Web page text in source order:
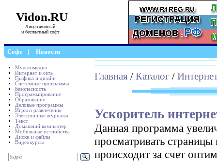
Vidon.RU
Лицензионный
и бесплатный софт
Софт | Новости
Мультимедиа
Интернет и сеть
Графика и дизайн
Системные программы
Безопасность
Программирование
Образование
Деловые программы
Игры и развлечения
Электронные журналы
Текст
Домашний компьютер
Мобильные устройства
Диски и файлы
Видеокурсы
Главная / Каталог /
Ускоритель
Данная программа
просматривать
происходит за счет